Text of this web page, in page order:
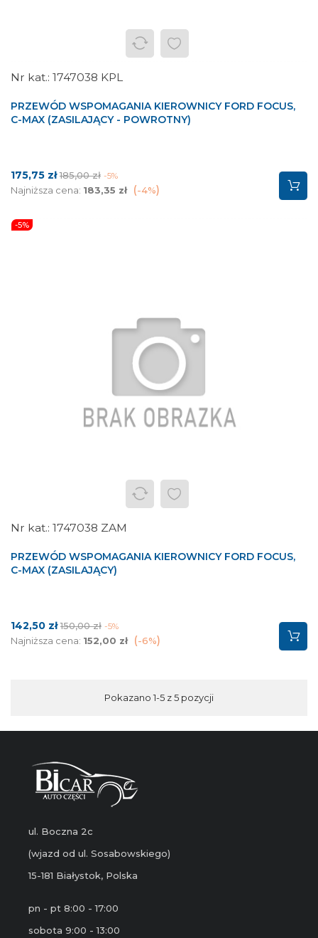
1747038 KPL
PRZEWÓD WSPOMAGANIA KIEROWNICY FORD FOCUS,
C-MAX (ZASILAJĄCY - POWROTNY)
Cena
175,75 złCena
podstawowa
185,00 zł -5%
Najniższa cena: 183,35 zł -4%
-5%
1747038 ZAM
PRZEWÓD WSPOMAGANIA KIEROWNICY FORD FOCUS,
C-MAX (ZASILAJĄCY)
Cena
142,50 złCena
podstawowa
150,00 zł -5%
Najniższa cena: 152,00 zł -6%
Pokazano 1-5 z 5 pozycji
ul. Boczna 2c
(wjazd od ul. Sosabowskiego)
15-181 Białystok, Polska
pn - pt 8:00 - 17:00
sobota 9:00 - 13:00